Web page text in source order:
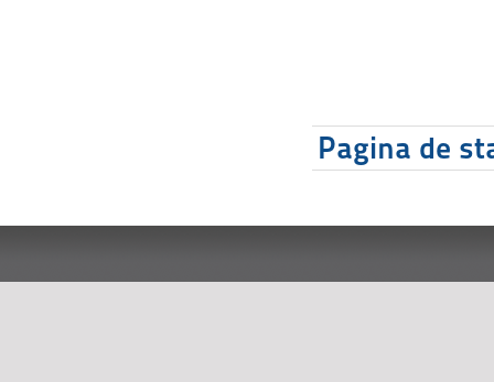
Pagina de